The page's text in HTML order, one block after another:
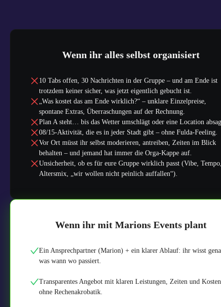
Wenn ihr alles selbst organisiert
10 Tabs offen, 30 Nachrichten in der Gruppe – und am Ende ist
trotzdem keiner sicher, was jetzt eigentlich gebucht ist.
„Was kostet das am Ende wirklich?“ – unklare Einzelpreise,
spontane Extras, Überraschungen auf der Rechnung.
Plan A steht… bis das Wetter umschlägt oder eine Location
08/15-Aktivität, die es in jeder Stadt gibt – ohne Fulda-Feeling.
Vor Ort müsst ihr selbst moderieren, antreiben, Zeiten im Blick
behalten – und jemand hat immer die Orga-Kappe auf.
Unsicherheit, ob es für eure Gruppe wirklich passt (Vibe,
Altersmix, „wir wollen nicht peinlich auffallen“).
Wenn ihr mit Marions Events plant
Ein Ansprechpartner (Marion) + ein klarer Ablauf: ihr wisst
was wann wo passiert.
Transparentes Angebot mit klaren Leistungen, Zeiten und
ohne Rechenakrobatik.